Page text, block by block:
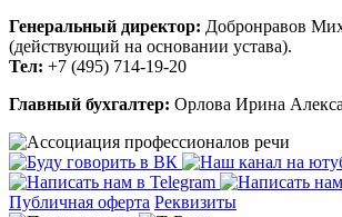
Генеральный директор: Добронравов
(действующий на основании устава).
Тел: +7 (495) 714-19-20
Главный бухгалтер: Орлова Ирина
Публичная оферта Реквизиты